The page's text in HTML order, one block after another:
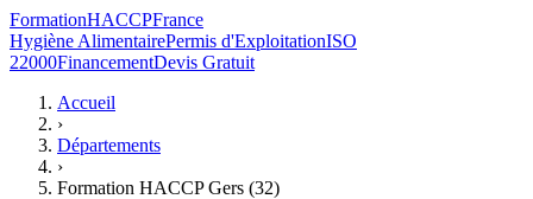
FormationHACCPFrance
Hygiène AlimentairePermis d'ExploitationISO
22000FinancementDevis Gratuit
Accueil
›
Départements
›
Formation HACCP Gers (32)